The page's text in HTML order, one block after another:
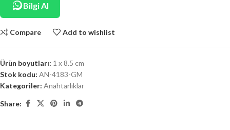
Bilgi Al
Compare Add to wishlist
Ürün boyutları: 1 x 8.5 cm
Stok kodu: AN-4183-GM
Kategoriler: Anahtarlıklar
Share: